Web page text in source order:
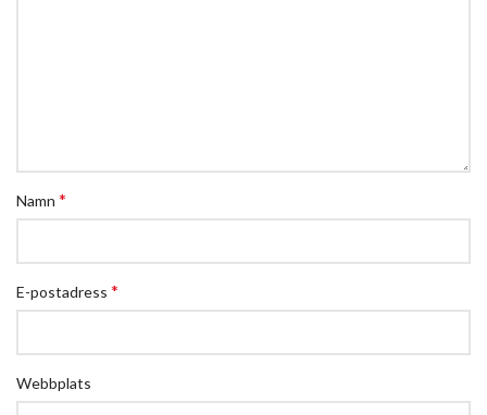
Namn *
E-postadress *
Webbplats